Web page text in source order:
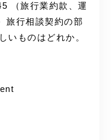
（旅行業約款、運
旅行相談契約の部
いものはどれか。